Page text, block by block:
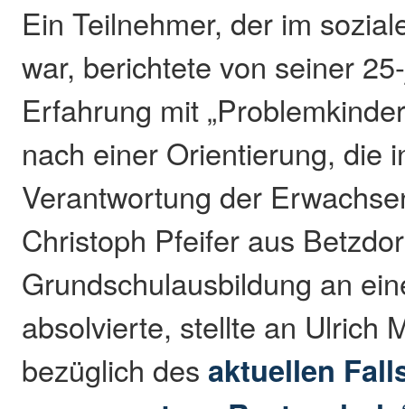
Ein Teilnehmer, der im
war, berichtete von seiner
Erfahrung mit
nach einer Orientierung, die
Verantwortung der
Christoph Pfeifer aus
Grundschulausbildung an
absolvierte, stellte an Ulrich
bezüglich des aktuellen